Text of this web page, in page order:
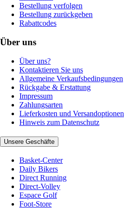
Bestellung verfolgen
Bestellung zurückgeben
Rabattcodes
Über uns
Über uns?
Kontaktieren Sie uns
Allgemeine Verkaufsbedingungen
Rückgabe & Erstattung
Impressum
Zahlungsarten
Lieferkosten und Versandoptionen
Hinweis zum Datenschutz
Unsere Geschäfte
Basket-Center
Daily Bikers
Direct Running
Direct-Volley
Espace Golf
Foot-Store